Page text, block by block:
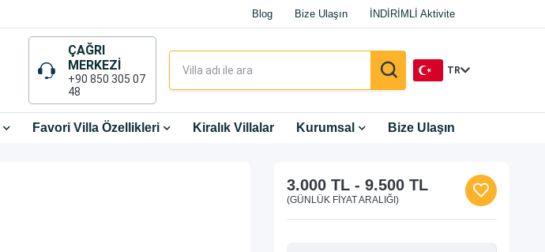
Blog Bize Ulaşın İNDİRİMLİ Aktivite
ÇAĞRI
MERKEZİ
+90 850 305 07
48
TR
Favori Villa Özellikleri Kiralık Villalar Kurumsal Bize Ulaşın
3.000 TL- 9.500 TL
(GÜNLÜK FIYAT ARALIĞI)